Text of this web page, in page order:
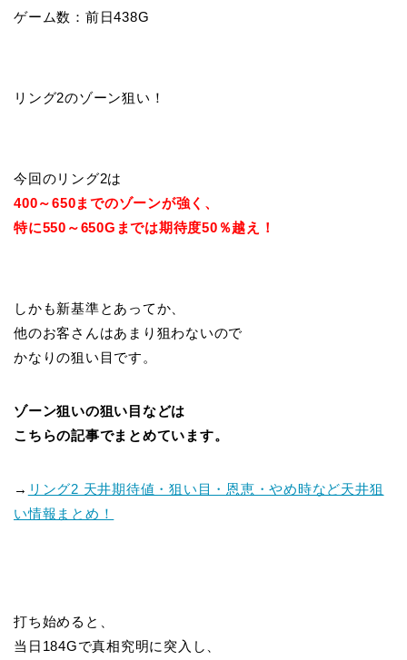
ゲーム数：前日438G
リング2のゾーン狙い！
今回のリング2は
400～650までのゾーンが強く、
特に550～650Gまでは期待度50％越え！
しかも新基準とあってか、
他のお客さんはあまり狙わないので
かなりの狙い目です。
ゾーン狙いの狙い目などは
こちらの記事でまとめています。
→ リング2 天井期待値・狙い目・恩恵・やめ時など天井狙
い情報まとめ！
打ち始めると、
当日184Gで真相究明に突入し、